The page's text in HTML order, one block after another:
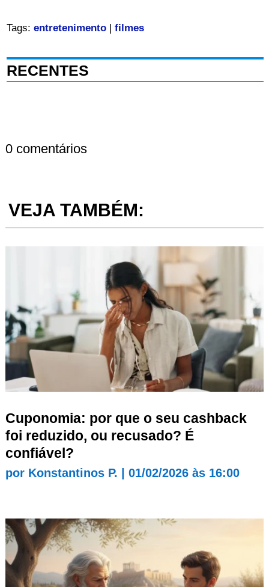
Tags: entretenimento| filmes
RECENTES
0 comentários
VEJA TAMBÉM:
Cuponomia: por que o seu cashback
foi reduzido, ou recusado? É
confiável?
por Konstantinos P. 01/02/2026 às 16:00